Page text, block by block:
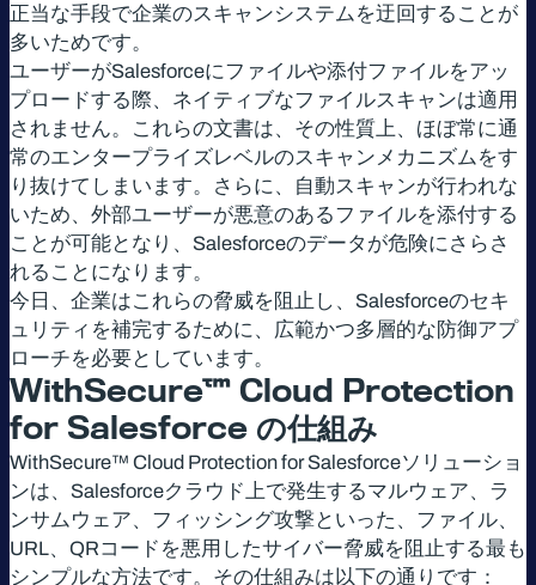
正当な手段で企業のスキャンシステムを迂回することが
多いためです。
ユーザーがSalesforceにファイルや添付ファイルをアッ
プロードする際、ネイティブなファイルスキャンは適用
されません。これらの文書は、その性質上、ほぼ常に通
常のエンタープライズレベルのスキャンメカニズムをす
り抜けてしまいます。さらに、自動スキャンが行われな
いため、外部ユーザーが悪意のあるファイルを添付する
ことが可能となり、Salesforceのデータが危険にさらさ
れることになります。
今日、企業はこれらの脅威を阻止し、Salesforceのセキ
ュリティを補完するために、広範かつ多層的な防御アプ
ローチを必要としています。
WithSecure™ Cloud Protection
for Salesforce の仕組み
WithSecure™ Cloud Protection for Salesforceソリューショ
ンは、Salesforceクラウド上で発生するマルウェア、ラ
ンサムウェア、フィッシング攻撃といった、ファイル、
URL、QRコードを悪用したサイバー脅威を阻止する最も
シンプルな方法です。その仕組みは以下の通りです：